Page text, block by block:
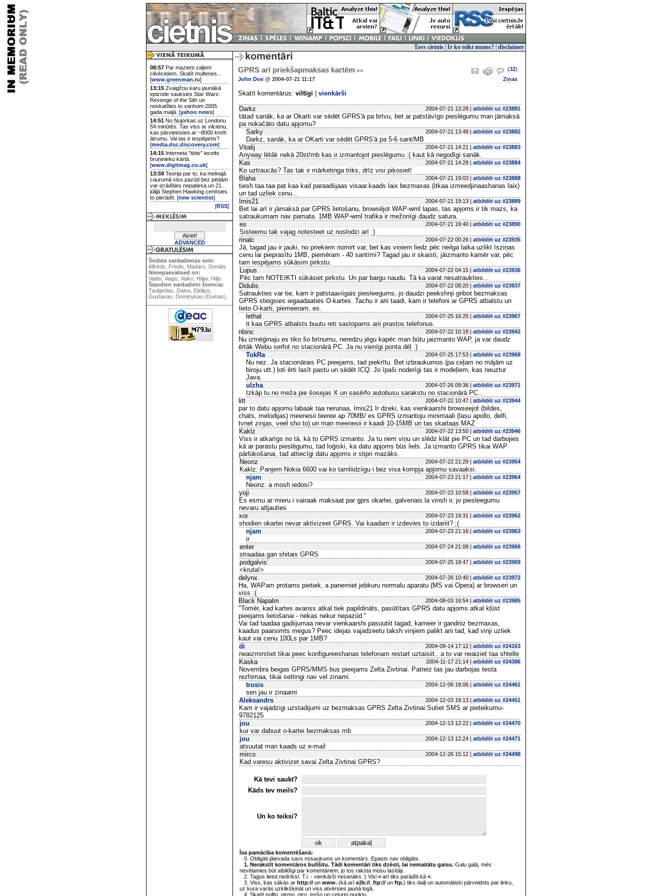
Tavs cietnis Ir ko teikt mums? disclaimer
08:57 Par maziem zaļiem
cilvēciņiem. Skatīt multenes...
[www.greenman.ru]
13:15 Zvaigžņu karu jaunākā
epizode sauksies Star Wars:
Revenge of the Sith un
noskatīties to varēsim 2005.
gada maijā. [yahoo news]
14:51 No Ņujorkas uz Londonu
54 minūtēs. Tas viss ar vilcienu,
kas pārvietosies ar ~8000 km/h
ātrumu. Vai tas ir iespējams?
[media.dsc.discovery.com]
14:15 Interneta "tētis" iecelts
bruņinieku kārtā.
[www.digitmag.co.uk]
13:59 Teorija par to, ka melnajā
caurumā viss pazūd bez pēdām
var izrādīties nepatiesa un 21.
jūlijā Stephen Hawking centīsies
to pierādīt. [new scientist]
[RSS]
ADVANCED
Šodien vardadienas svin:
Alfrēds, Fredis, Madars, Donāts
Nimepaevalised on:
Vaido, Vaigo, Vaiko, Hiljar, Hiljo
Šiandien vardadieni švencia:
Taulgirdas, Daina, Elidijus,
Gustavas, Dominykas (Domas)
GPRS arī priekšapmaksas kartēm »» (32)
John Doe @ 2004-07-21 11:17 Ziņas
Skatīt komentārus: viltīgi vienkārši
Darkz 2004-07-21 13:28 | atbildēt uz #23881
tātad sanāk, ka ar Okarti var sēdēt GPRS'ā pa brīvu, bet ar patstāvīgo pieslēgumu man jāmaksā
pa nokačāto datu apjomu?
Sarky
2004-07-21 13:48 | atbildēt uz #23882
Darkz, sanāk, ka ar OKarti var sēdēt GPRS'ā pa 5-6 sant/MB
Vitalij
2004-07-21 14:21 | atbildēt uz #23883
Anyway lētāk nekā 20st/mb kas ir izmantojot pieslēgumu :( kaut kā negodīgi sanāk.
Kas
2004-07-21 14:28 | atbildēt uz #23884
Ko uztraucās? Tas tak ir mārketinga triks, drīz visi piķosiet!
Blaha
2004-07-21 19:03 | atbildēt uz #23888
tiesh taa.taa pat kaa kad paraadiijaas visaar.kaads laix bezmaxas (itkaa izmeedjinaashanas laix)
un tad uzliek cenu...
Imis21
2004-07-21 19:13 | atbildēt uz #23889
Bet lai arī ir jāmaksā par GPRS lietošanu, browsējot WAP-wml lapas, tas apjoms ir tik mazs, ka
satraukumam nav pamata. 1MB WAP-wml trafika ir mežonīgi daudz satura.
es
2004-07-21 19:40 | atbildēt uz #23890
Sisteemu tak vajag notesteet uz noslodzi arī :)
rinalc
2004-07-22 00:26 | atbildēt uz #23935
Jā, tagad jau ir jauki, no priekiem nomirt var, bet kas viņiem liedz pēc neilga laika uzlikt īsziņas
cenu lai pieprasītu 1MB, piemēram - 40 santīmi? Tagad jau ir skaisti, jāizmanto kamēr var, pēc
tam iespējams sūkāsim pirkstu.
Lupus
2004-07-22 04:15 | atbildēt uz #23936
Pēc tam NOTEIKTI sūkāsiet pirkstu. Un par bargu naudu. Tā ka varat nesatraukties...
Didulis
2004-07-22 08:20 | atbildēt uz #23937
Satraukties var tie, kam ir patstaaviigais piesleegums, jo daudzi peekshnji gribot bezmaksas
GPRS steigsies iegaadaaties O-kartes. Tachu ir arii taadi, kam ir telefoni ar GPRS atbalstu un
lieto O-karti, piemeeram, es.
lethal
2004-07-25 16:25 | atbildēt uz #23967
it kaa GPRS atbalsts buutu reti sastopams arii prastos telefonus.
nbinc
2004-07-22 10:18 | atbildēt uz #23942
Nu izmēģinaju es tiko šo brīnumu, neredzu jēgu kapēc man būtu jaizmanto WAP, ja var daudz
ērtāk Webu serfot no stacionārā PC. Ja nu vienīgi ponta dēļ :)
TokRa
2004-07-25 17:53 | atbildēt uz #23968
Nu nez. Ja stacionārais PC pieejams, tad piekrītu. Bet izbraukumos (pa ceļam no mājām uz
biroju utt.) ļoti ērti lasīt pastu un sēdēt ICQ. Jo īpaši noderīgi tas ir modeļiem, kas neuztur
Java.
ulzha
2004-07-26 09:36 | atbildēt uz #23971
Izkāp tu no meža pie šosejas X un sasērfo autobusu sarakstu no stacionārā PC...
litt
2004-07-22 10:47 | atbildēt uz #23944
par to datu apjomu labaak taa nerunaa, Imis21 Ir dzeki, kas vienkaarshi browseejot (bildes,
chats, melodijas) meenesii teeree ap 70MB/ es GPRS izmantoju minimaali (lasu apollo, delfi,
tvnet zinjas, veel sho to) un man meenesii ir kaadi 10-15MB un tas skaitaas MAZ
Kaklz
2004-07-22 13:50 | atbildēt uz #23946
Viss ir atkarīgs no tā, kā to GPRS izmanto. Ja tu ņem viņu un slēdz klāt pie PC un tad darbojies
kā ar parastu pieslēgumu, tad loģiski, ka datu apjoms būs liels. Ja izmanto GPRS tikai WAP
pārlūkošanai, tad attiecīgi datu apjoms ir stipri mazāks.
Neonz
2004-07-22 21:29 | atbildēt uz #23954
Kaklz: Panjem Nokia 6600 vai ko tamliidziigu i bez visa kompja apjomu savaaksi.
njam
2004-07-23 21:17 | atbildēt uz #23964
Neonz: a mosh iedosi?
yoji
2004-07-23 10:58 | atbildēt uz #23957
Es esmu ar mieru i vairaak maksaat par gprs okartei, galvenais la vinsh ir, jo piesleegumu
nevaru atljauties
xor
2004-07-23 19:31 | atbildēt uz #23962
shodien okartei nevar aktivizeet GPRS. Vai kaadam ir izdevies to izdariit? ;(
njam
2004-07-23 21:16 | atbildēt uz #23963
ir
enter
2004-07-24 21:08 | atbildēt uz #23966
straadaa gan shitais GPRS
podgalvis`
2004-07-25 18:47 | atbildēt uz #23969
<kruta!>
delynx
2004-07-26 10:40 | atbildēt uz #23972
Ha, WAPam protams pietiek, a panemiet jebkuru normalu aparatu (MS vai Opera) ar browseri un
viss :(
Black Napalm
2004-08-03 16:54 | atbildēt uz #23985
"Tomēr, kad kartes avanss atkal tiek papildināts, pasūtītais GPRS datu apjoms atkal kļūst
pieejams lietošanai - nekas nekur nepazūd."
Vai tad taadaa gadiijumaa nevar vienkaarshi pasuutiit tagad, kameer ir gandriiz bezmaxas,
kaadus paarsimts megus? Peec idejas vajadzeetu taksh vinjiem palikt arii tad, kad vinji uzliek
kaut vai cenu 100Ls par 1MB?
di
2004-09-14 17:12 | atbildēt uz #24163
neaizmirstiet tikai peec konfigureeshanas telefonam restart uztaisiit.. a to var neaiziet taa shtelle
Kaska
2004-11-17 21:14 | atbildēt uz #24386
Novembra beigas GPRS/MMS bus pieejams Zelta Zivtinai. Patreiz tas jau darbojas testa
rezhimaa, tikai settingi nav vel zinami.
trusis
2004-12-06 18:06 | atbildēt uz #24461
sen jau ir zinaami
Aleksandrs
2004-12-03 18:13 | atbildēt uz #24451
Kam ir vajadzigi uzstadijumi uz bezmaksas GPRS Zelta Zivtinai.Sutiet SMS ar pieteikumu-
9782125
jou
2004-12-13 12:22 | atbildēt uz #24470
kur var dabuut o-kartei bezmaksas mb
jou
2004-12-13 12:24 | atbildēt uz #24471
atsuutat man kaads uz e-mail
mirco
2004-12-26 15:12 | atbildēt uz #24498
Kad varesu aktivizet savai Zelta Zivtinai GPRS?
Kā tevi saukt?
Kāds tev meils?
Un ko teiksi?
Īsa pamācība komentēšanā:
0. Obligāti jāievada savs nosaukums un komentārs. Epasts nav obligāts.
1. Nerakstīt komentāros bullšitu. Tādi komentāri tiks dzēsti, lai nemaitātu gaisu. Galu galā, mēs
nevēlamies būt atbildīgi par komentāriem, jo tos raksta mūsu lasītāji.
2. Tagus lietot nedrīkst. T.i. - vienkārši nesanāks :) Visi < arī tiks parādīti kā <
3. Viss, kas sākās ar http:// un www. (kā arī e2k:// ftp:// un ftp.) tiks daiļi un automātiski pārveidots par linku,
uz kura varās uzklikšķināt un viss atvērsies jaunā logā.
4. Skatīt nullto, pirmo, otro, trešo un ceturto punktu.